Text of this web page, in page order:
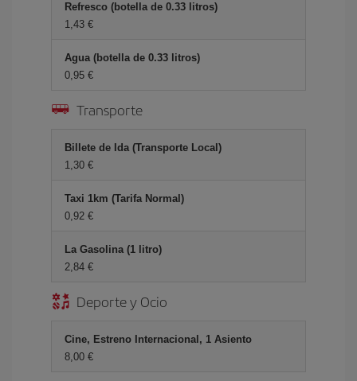
Refresco (botella de 0.33 litros)
1,43 €
Agua (botella de 0.33 litros)
0,95 €
Transporte
Billete de Ida (Transporte Local)
1,30 €
Taxi 1km (Tarifa Normal)
0,92 €
La Gasolina (1 litro)
2,84 €
Deporte y Ocio
Cine, Estreno Internacional, 1 Asiento
8,00 €